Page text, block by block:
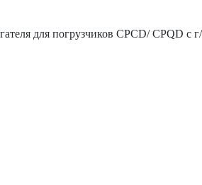
для погрузчиков CPCD/ CPQD с г/